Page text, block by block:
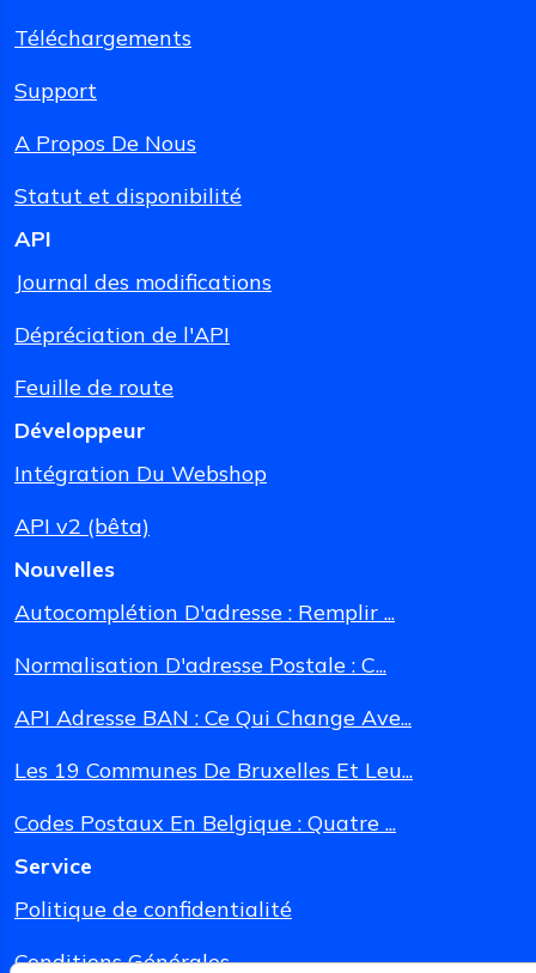
Téléchargements
Support
A Propos De Nous
Statut et disponibilité
API
Journal des modifications
Dépréciation de l'API
Feuille de route
Développeur
Intégration Du Webshop
API v2 (bêta)
Nouvelles
Autocomplétion D'adresse : Remplir ...
Normalisation D'adresse Postale : C...
API Adresse BAN : Ce Qui Change Ave...
Les 19 Communes De Bruxelles Et Leu...
Codes Postaux En Belgique : Quatre ...
Service
Politique de confidentialité
Conditions Générales